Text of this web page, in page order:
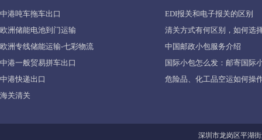
中港吨车拖车出口
欧洲储能电池到门运输
欧洲专线储能运输-七彩物流
中港一般贸易拼车出口
中港快递出口
海关清关
EDI报关和电子报关的区别
清关方式有何区别，如何选
中国邮政小包服务介绍
国际小包怎么发：邮寄国际
危险品、化工品空运如何操
深圳市龙岗区平湖